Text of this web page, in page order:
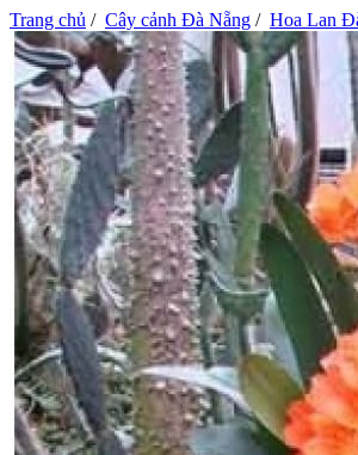
Trang chủ / Cây cảnh Đà Nẵng / Hoa Lan